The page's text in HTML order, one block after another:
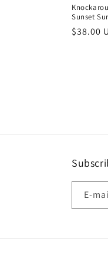
Sunset
Prix
$38.00
E-